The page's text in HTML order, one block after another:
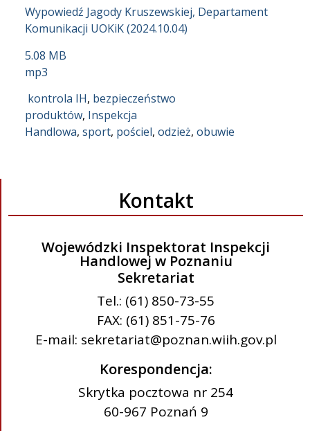
Wypowiedź Jagody Kruszewskiej, Departament
Komunikacji UOKiK (2024.10.04)
5.08 MB
mp3
kontrola IH, bezpieczeństwo
produktów, Inspekcja
Handlowa, sport, pościel, odzież, obuwie
Kontakt
Wojewódzki Inspektorat Inspekcji
Handlowej w Poznaniu
Sekretariat
Tel.: (61) 850-73-55
FAX: (61) 851-75-76
E-mail: sekretariat@poznan.wiih.gov.pl
Korespondencja:
Skrytka pocztowa nr 254
60-967 Poznań 9